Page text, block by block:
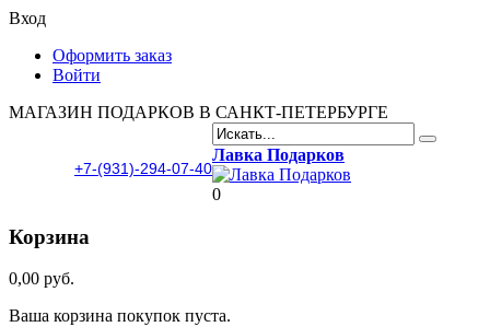
Вход
Оформить заказ
Войти
МАГАЗИН ПОДАРКОВ В САНКТ-ПЕТЕРБУРГЕ
+7-(931)-294-07-40
Лавка Подарков
0
Корзина
0,00 руб.
Ваша корзина покупок пуста.